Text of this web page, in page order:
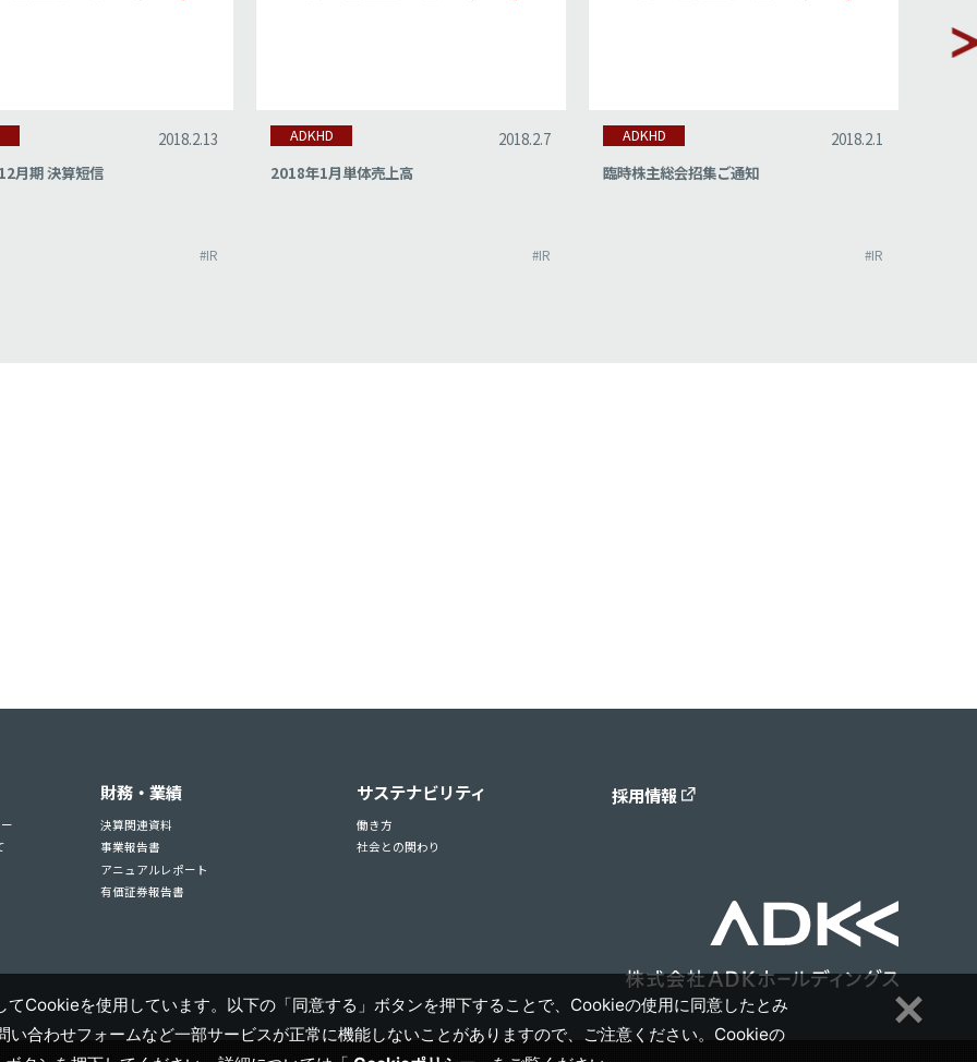
2018.2.13
月期 決算短信
#IR
ADKHD
2018.2.7
2018年1月単体売上高
#IR
ADKHD
2018.2.1
臨時株主総会招集ご通知
#IR
財務・業績
決算関連資料
事業報告書
アニュアルレポート
有価証券報告書
サステナビリティ
働き方
社会との関わり
採用情報
Cookieを使用しています。以下の「同意する」ボタンを押下することで、Cookieの使用に同意したとみ
合わせフォームなど一部サービスが正常に機能しないことがありますので、ご注意ください。Cookieの